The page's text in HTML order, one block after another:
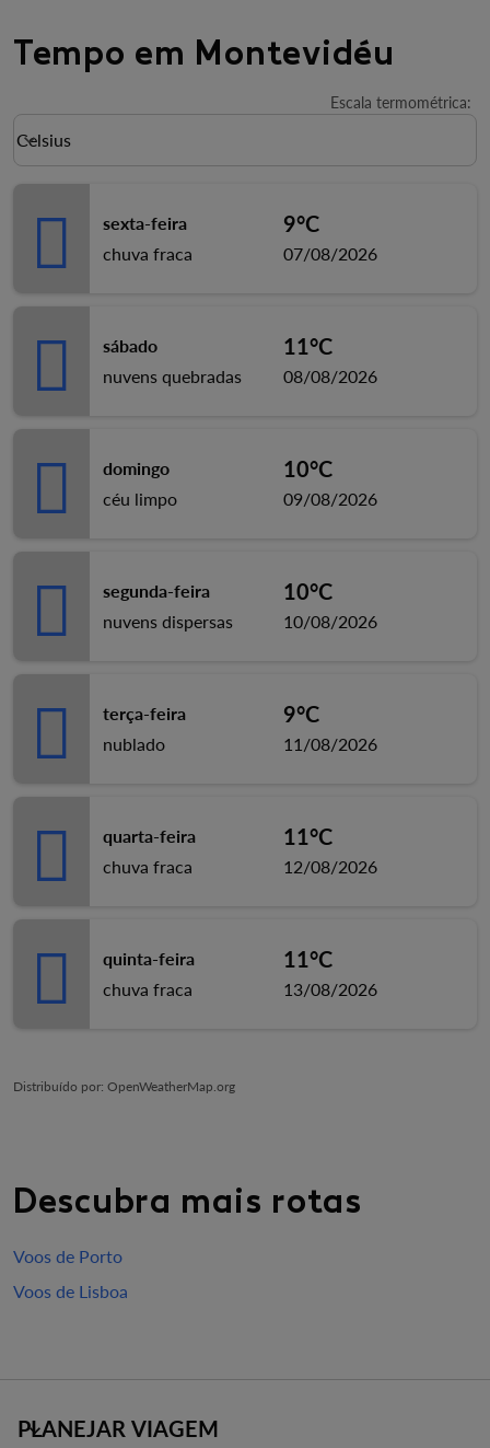
Tempo em Montevidéu
Escala termométrica:
Weather unit option Celsius Selected
Celsius
keyboard_arrow_down
sexta-feira
chuva fraca
9°C
07/08/2026
sábado
nuvens quebradas
11°C
08/08/2026
domingo
céu limpo
10°C
09/08/2026
segunda-feira
nuvens dispersas
10°C
10/08/2026
terça-feira
nublado
9°C
11/08/2026
quarta-feira
chuva fraca
11°C
12/08/2026
quinta-feira
chuva fraca
11°C
13/08/2026
Distribuído por: OpenWeatherMap.org
Descubra mais rotas
Voos de Porto
Voos de Lisboa
PLANEJAR VIAGEM
keyboard_arrow_down